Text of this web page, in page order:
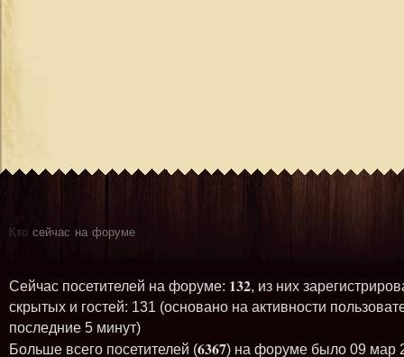
Кто сейчас на форуме
Сейчас посетителей на форуме: 132, из них
скрытых и гостей: 131 (основано на активности
последние 5 минут)
Больше всего посетителей (6367) на форуме было 09 мар